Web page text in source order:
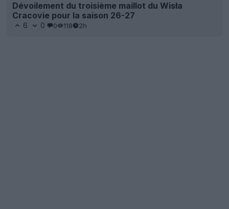
Dévoilement du troisième maillot du Wisła
Cracovie pour la saison 26-27
6 0 0 118 2h